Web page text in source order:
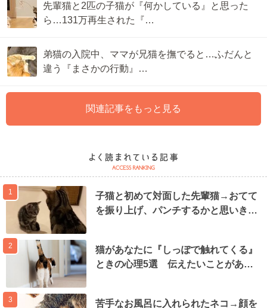
先輩猫と2匹の子猫が『何かしている』と思った
ら…131万再生された『…
弟猫の入院中、ママが兄猫を撫でると…ふだんと
違う『まさかの行動』…
関連記事をもっと見る
1
子猫と初めて対面した先輩猫→おてて
を振り上げ、パンチするかと思いき…
2
猫があなたに『しっぽで触れてくる』
ときの心理5選 伝えたいことがあ…
3 苦手なお風呂に入れられたネコ→顔を